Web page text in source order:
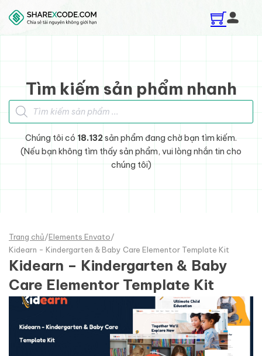
Skip to main content
Skip to footer
Tìm kiếm sản phẩm nhanh
Tìm kiếm sản phẩm
Chúng tôi có 18.132sản phẩm đang chờ bạn tìm kiếm.
(Nếu bạn không tìm thấy sản phẩm, vui lòng nhắn tin cho
chúng tôi)
Trang chủ/Elements Envato/
Kidearn - Kindergarten & Baby Care Elementor Template Kit
Kidearn – Kindergarten & Baby
Care Elementor Template Kit